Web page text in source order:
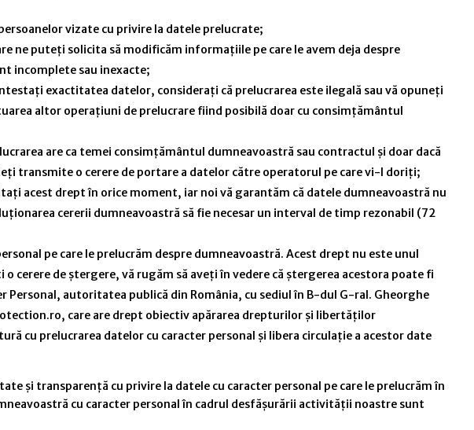
vizate cu privire la datele prelucrate;
ne puteți solicita să modificăm informațiile pe care le avem deja despre
incomplete sau inexacte;
exactitatea datelor, considerați că prelucrarea este ilegală sau vă opuneți
altor operațiuni de prelucrare fiind posibilă doar cu consimțământul
are ca temei consimțământul dumneavoastră sau contractul și doar dacă
transmite o cerere de portare a datelor către operatorul pe care vi-l doriți;
acest drept în orice moment, iar noi vă garantăm că datele dumneavoastră nu
cererii dumneavoastră să fie necesar un interval de timp rezonabil (72
pe care le prelucrăm despre dumneavoastră. Acest drept nu este unul
de ștergere, vă rugăm să aveți în vedere că ștergerea acestora poate fi
Personal, autoritatea publică din România, cu sediul în B-dul G-ral. Gheorghe
care are drept obiectiv apărarea drepturilor şi libertăţilor
cu prelucrarea datelor cu caracter personal şi libera circulaţie a acestor date
și transparență cu privire la datele cu caracter personal pe care le prelucrăm în
cu caracter personal în cadrul desfășurării activității noastre sunt